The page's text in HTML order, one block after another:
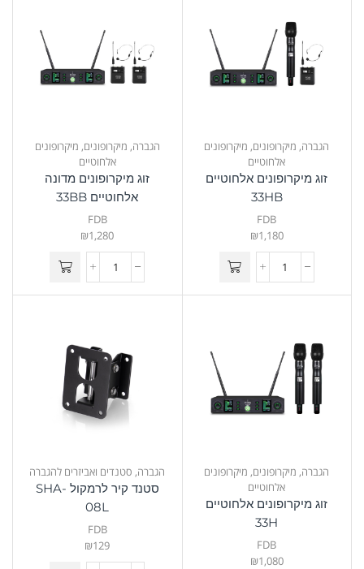
הגברה, מיקרופונים, מיקרופונים
אלחוטיים
זוג מיקרופונים אלחוטיים
33HB
FDB
₪1,180
הגברה, מיקרופונים, מיקרופונים
אלחוטיים
זוג מיקרופונים מדונה
אלחוטיים 33BB
FDB
₪1,280
הגברה, מיקרופונים, מיקרופונים
אלחוטיים
זוג מיקרופונים אלחוטיים
33H
FDB
₪1,080
הגברה, סטנדים ואביזרים להגברה
סטנד קיר לרמקול SHA-
08L
FDB
₪129